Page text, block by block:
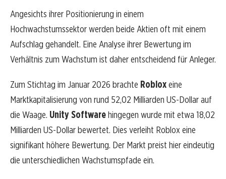
Angesichts ihrer Positionierung in einem
Hochwachstumssektor werden beide Aktien oft mit einem
Aufschlag gehandelt. Eine Analyse ihrer Bewertung im
Verhältnis zum Wachstum ist daher entscheidend für Anleger.
Zum Stichtag im Januar 2026 brachte Robloxeine
Marktkapitalisierung von rund 52,02 Milliarden US-Dollar auf
die Waage. Unity Softwarehingegen wurde mit etwa 18,02
Milliarden US-Dollar bewertet. Dies verleiht Roblox eine
signifikant höhere Bewertung. Der Markt preist hier eindeutig
die unterschiedlichen Wachstumspfade ein.